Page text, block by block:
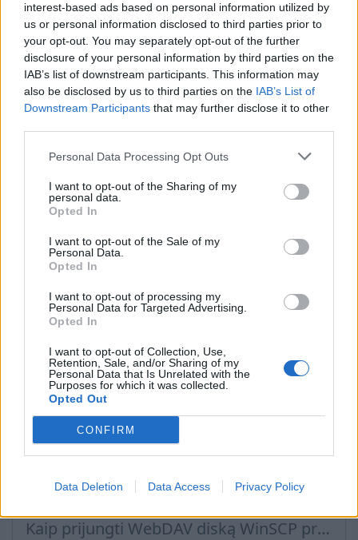
interest-based ads based on personal information utilized by
us or personal information disclosed to third parties prior to
your opt-out. You may separately opt-out of the further
disclosure of your personal information by third parties on the
IAB’s list of downstream participants. This information may
also be disclosed by us to third parties on the IAB’s List of
Downstream Participants that may further disclose it to other
Personal Data Processing Opt Outs
I want to opt-out of the Sharing of my
personal data.
Opted In
I want to opt-out of the Sale of my
Personal Data.
Opted In
I want to opt-out of processing my
Personal Data for Targeted Advertising.
Opted In
I want to opt-out of Collection, Use,
Retention, Sale, and/or Sharing of my
Personal Data that Is Unrelated with the
Purposes for which it was collected.
Opted Out
CONFIRM
Data Deletion Data Access Privacy Policy
Pašto programos nustatymas mobiliajame telefone
POP3 nustatymai už Outlook ar Outlook Express
IMAP configuration in Windows Live Mail
Verslo el. paštas
How to create domain email address?
Email inbox.lv migration to domain email
Failai, Kalendorius
Prisijungimas prie Inbox Files per WebDAV
Kaip prijungti WebDAV diską WinSCP programoje Windows sistemoje